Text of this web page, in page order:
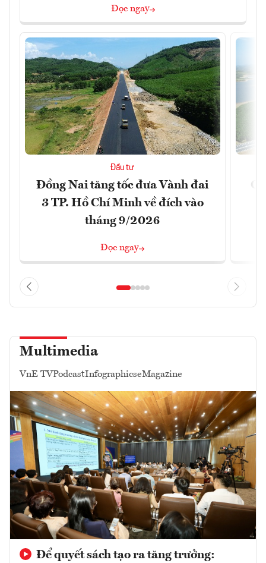
Đọc ngay
Đầu tư
Đồng Nai tăng tốc đưa Vành đai
3 TP. Hồ Chí Minh về đích vào
tháng 9/2026
Đọc ngay
Multimedia
VnE TVPodcastInfographicseMagazine
Để quyết sách tạo ra tăng trưởng: